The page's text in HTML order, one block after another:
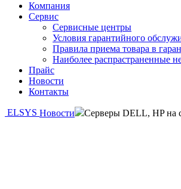
Компания
Сервис
Сервисные центры
Условия гарантийного
Правила приема товара в
Наиболее распрастраненные
Прайс
Новости
Контакты
ELSYS Новости Серверы DELL, HP на